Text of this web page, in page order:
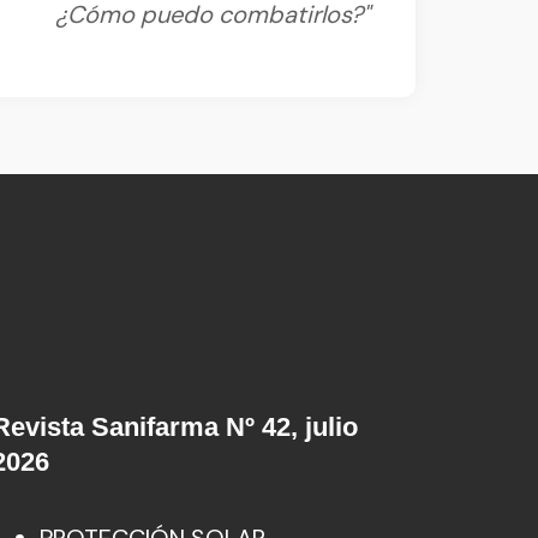
¿Cómo puedo combatirlos?"
Sanifarma Nº 42, julio